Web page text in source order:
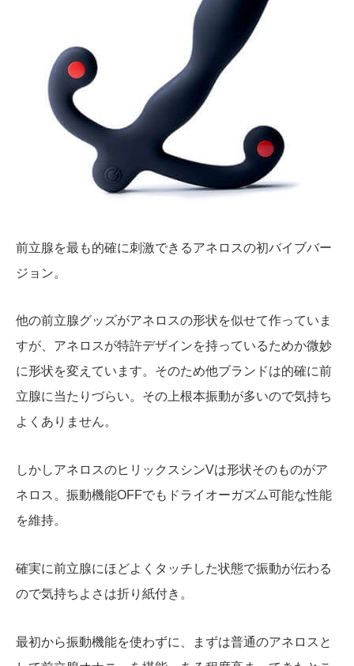
前立腺を最も的確に刺激できるアネロスの初バイブバー
ジョン。
他の前立腺グッズがアネロスの形状を似せて作っていま
すが、アネロスが特許デザインを持っているためか微妙
に形状を変えています。そのため他ブランドは的確に前
立腺に当たりづらい。その上根本振動が多いので気持ち
よくありません。
しかしアネロスのヒリックスシンVは形状そのものがア
ネロス。振動機能OFFでもドライオーガズム可能な性能
を維持。
確実に前立腺にほどよくタッチした状態で振動が伝わる
ので気持ちよさは折り紙付き。
最初から振動機能を使わずに、まずは普通のアネロスと